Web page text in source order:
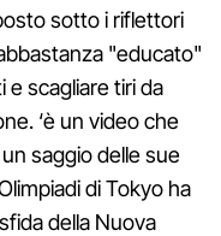
sotto i riflettori
"educato"
e scagliare tiri da
‘è un video che
saggio delle sue
di Tokyo ha
della Nuova